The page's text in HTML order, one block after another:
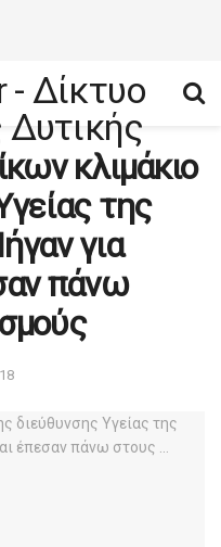
κλιμάκιο
της
για
πάνω